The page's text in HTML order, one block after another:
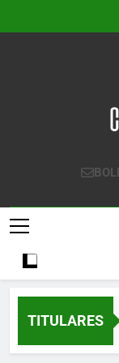
TITULARES